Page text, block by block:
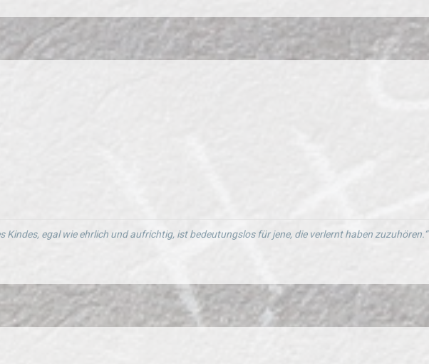
Kindes, egal wie ehrlich und aufrichtig, ist bedeutungslos für jene, die verlernt haben zuzuhören.“